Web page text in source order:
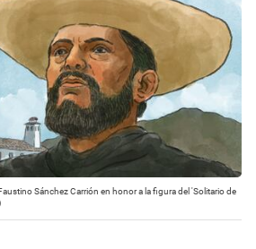
Sánchez Carrión en honor a la figura del 'Solitario de